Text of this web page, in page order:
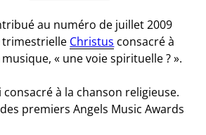
au numéro de juillet 2009
trimestrielle Christus consacré à
« une voie spirituelle ? ».
à la chanson religieuse.
premiers Angels Music Awards